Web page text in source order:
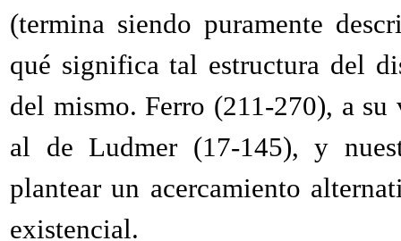
(termina siendo puramente
qué significa tal estructura del
del mismo. Ferro (211-270), a
al de Ludmer (17-145), y
plantear un acercamiento
existencial.